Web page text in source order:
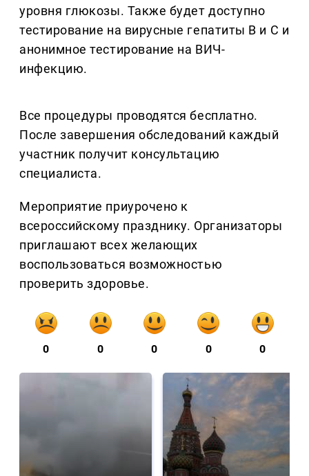
уровня глюкозы. Также будет доступно
тестирование на вирусные гепатиты В и С и
анонимное тестирование на ВИЧ-
инфекцию.
Все процедуры проводятся бесплатно.
После завершения обследований каждый
участник получит консультацию
специалиста.
Мероприятие приурочено к
всероссийскому празднику. Организаторы
приглашают всех желающих
воспользоваться возможностью
проверить здоровье.
0 0 0 0 0